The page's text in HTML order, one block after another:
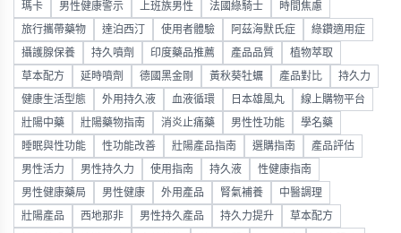
瑪卡 男性健康警示 上班族男性 法國綠騎士 時間焦慮
旅行攜帶藥物 達泊西汀 使用者體驗 阿茲海默氏症 綠鑽適用症
攝護腺保養 持久噴劑 印度藥品推薦 產品品質 植物萃取
草本配方 延時噴劑 德國黑金剛 黃秋葵牡蠣 產品對比 持久力
健康生活型態 外用持久液 血液循環 日本雄風丸 線上購物平台
壯陽中藥 壯陽藥物指南 消炎止痛藥 男性性功能 學名藥
睡眠與性功能 性功能改善 壯陽產品指南 選購指南 產品評估
男性活力 男性持久力 使用指南 持久液 性健康指南
男性健康藥局 男性健康 外用產品 腎氣補養 中醫調理
壯陽產品 西地那非 男性持久產品 持久力提升 草本配方